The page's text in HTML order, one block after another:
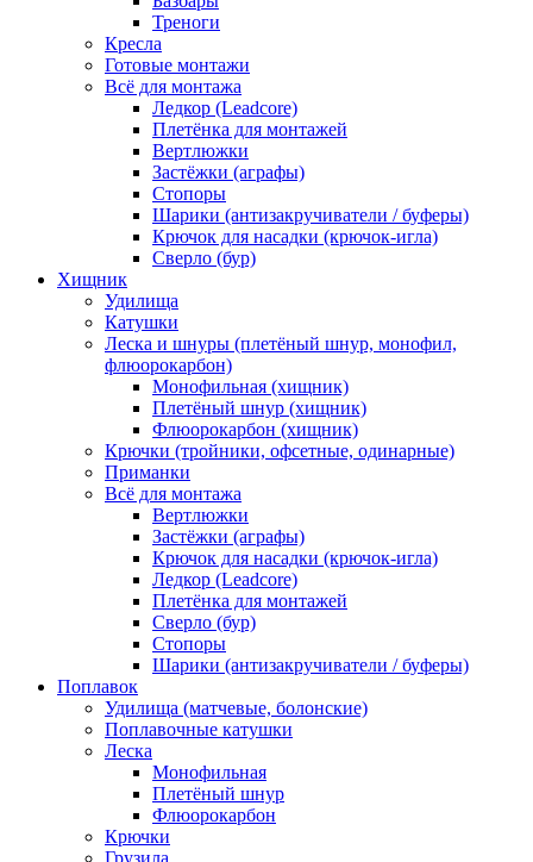
Треноги
Кресла
Готовые монтажи
Всё для монтажа
Ледкор (Leadcore)
Плетёнка для монтажей
Вертлюжки
Застёжки (аграфы)
Стопоры
Шарики (антизакручиватели / буферы)
Крючок для насадки (крючок-игла)
Сверло (бур)
Хищник
Удилища
Катушки
Леска и шнуры (плетёный шнур, монофил,
флюорокарбон)
Монофильная (хищник)
Плетёный шнур (хищник)
Флюорокарбон (хищник)
Крючки (тройники, офсетные, одинарные)
Приманки
Всё для монтажа
Вертлюжки
Застёжки (аграфы)
Крючок для насадки (крючок-игла)
Ледкор (Leadcore)
Плетёнка для монтажей
Сверло (бур)
Стопоры
Шарики (антизакручиватели / буферы)
Поплавок
Удилища (матчевые, болонские)
Поплавочные катушки
Леска
Монофильная
Плетёный шнур
Флюорокарбон
Крючки